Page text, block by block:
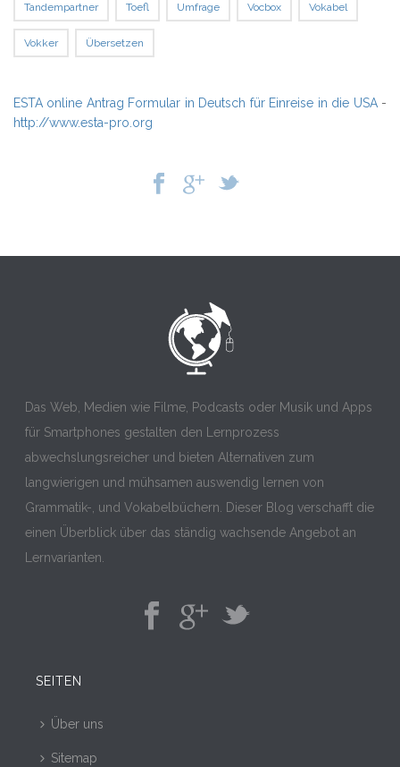
Tandempartner Toefl Umfrage Vocbox Vokabel
Vokker Übersetzen
ESTA online Antrag Formular in Deutsch für Einreise in die USA-
http://www.esta-pro.org
Das Web, Medien wie Filme, Podcasts oder Musik und Apps
für Smartphones gestalten den Lernprozess
abwechslungsreicher und bieten Alternativen zum
langwierigen und mühsamen auswendig lernen von
Grammatik-, und Vokabelbüchern. Dieser Blog verschafft die
einen Überblick über das ständig wachsende Angebot an
Lernvarianten.
SEITEN
Über uns
Sitemap